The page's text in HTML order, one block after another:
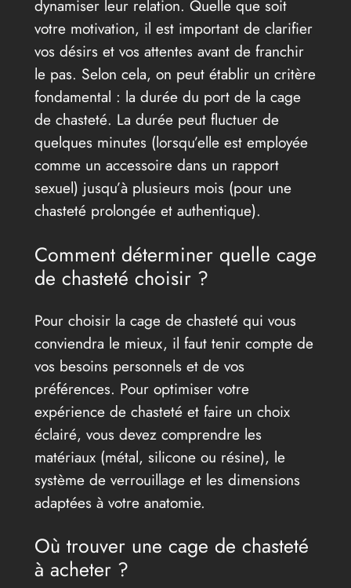
dynamiser leur relation. Quelle que soit
votre motivation, il est important de clarifier
vos désirs et vos attentes avant de franchir
le pas. Selon cela, on peut établir un critère
fondamental : la durée du port de la cage
de chasteté. La durée peut fluctuer de
quelques minutes (lorsqu’elle est employée
comme un accessoire dans un rapport
sexuel) jusqu’à plusieurs mois (pour une
chasteté prolongée et authentique).
Comment déterminer quelle cage
de chasteté choisir ?
Pour choisir la cage de chasteté qui vous
conviendra le mieux, il faut tenir compte de
vos besoins personnels et de vos
préférences. Pour optimiser votre
expérience de chasteté et faire un choix
éclairé, vous devez comprendre les
matériaux (métal, silicone ou résine), le
système de verrouillage et les dimensions
adaptées à votre anatomie.
Où trouver une cage de chasteté
à acheter ?